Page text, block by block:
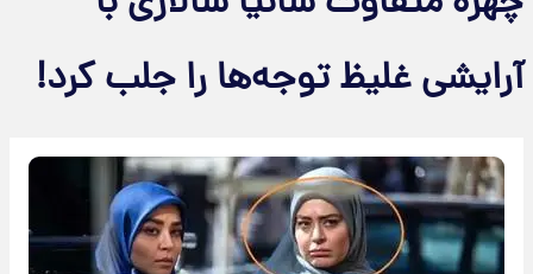
آرایشی غلیظ توجه‌ها را جلب کرد!